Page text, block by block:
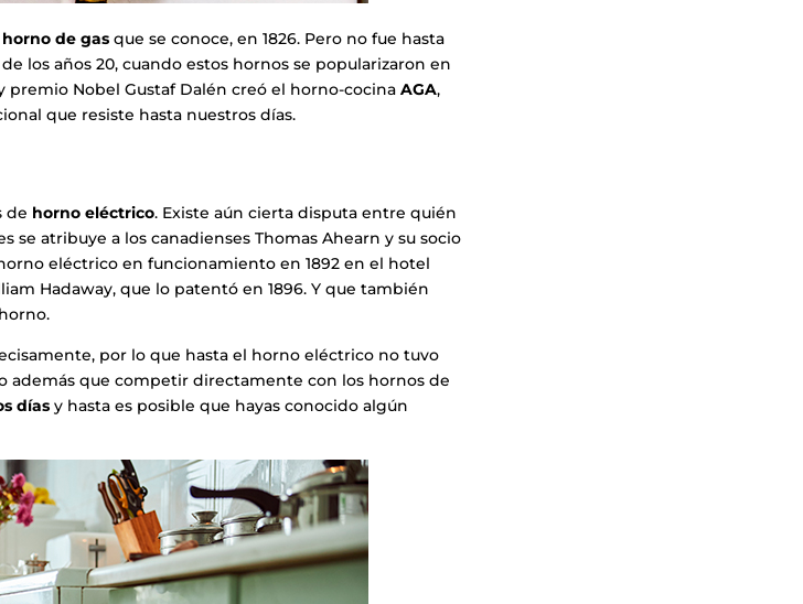
horno de gas que se conoce, en 1826. Pero no fue hasta
los años 20, cuando estos hornos se popularizaron en
premio Nobel Gustaf Dalén creó el horno-cocinaAGA,
que resiste hasta nuestros días.
de horno eléctrico. Existe aún cierta disputa entre quién
se atribuye a los canadienses Thomas Ahearn y su socio
eléctrico en funcionamiento en 1892 en el hotel
Hadaway, que lo patentó en 1896. Y que también
por lo que hasta el horno eléctrico no tuvo
además que competir directamente con los hornos de
días y hasta es posible que hayas conocido algún